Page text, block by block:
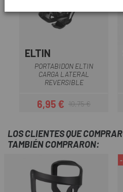
ELTIN
PORTABIDON ELTIN
CARGA LATERAL
REVERSIBLE
Precio
6,95 €Precio regular
10,75 €
LOS CLIENTES QUE
TAMBIÉN COMPRARON:
-